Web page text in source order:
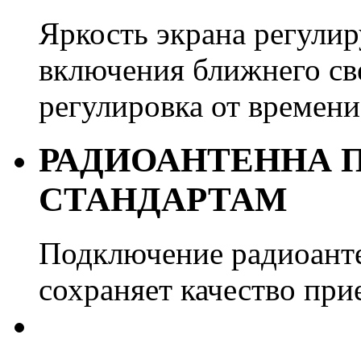
Яркость экрана
включения ближнего
регулировка от
РАДИОАНТЕННА
СТАНДАРТАМ
Подключение
сохраняет качество